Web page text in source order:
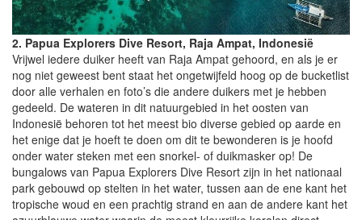
2. Papua Explorers Dive Resort, Raja Ampat, Indonesië
Vrijwel iedere duiker heeft van Raja Ampat gehoord, en als je er
nog niet geweest bent staat het ongetwijfeld hoog op de bucketlist
door alle verhalen en foto’s die andere duikers met je hebben
gedeeld. De wateren in dit natuurgebied in het oosten van
Indonesië behoren tot het meest bio diverse gebied op aarde en
het enige dat je hoeft te doen om dit te bewonderen is je hoofd
onder water steken met een snorkel- of duikmasker op! De
bungalows van Papua Explorers Dive Resort zijn in het nationaal
park gebouwd op stelten in het water, tussen aan de ene kant het
tropische woud en een prachtig strand en aan de andere kant het